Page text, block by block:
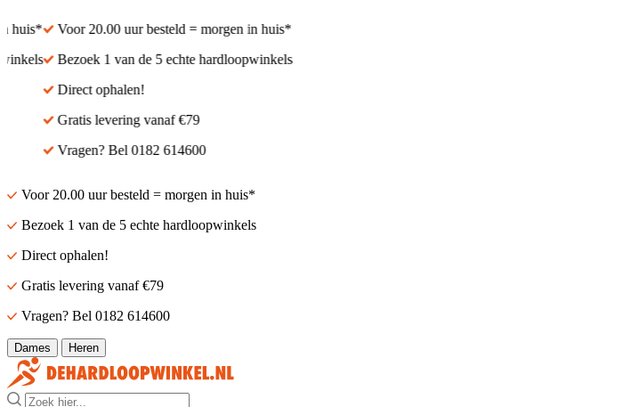
huis*
Voor 20.00 uur besteld = morgen in huis*
Bezoek 1 van de 5 echte hardloopwinkels
Direct ophalen!
Gratis levering vanaf €79
Vragen? Bel 0182 614600
Voor 20.00 uur besteld = morgen in huis*
Bezoek 1 van de 5 echte hardloopwinkels
Direct ophalen!
Gratis levering vanaf €79
Vragen? Bel 0182 614600
Dames Heren
Zoek